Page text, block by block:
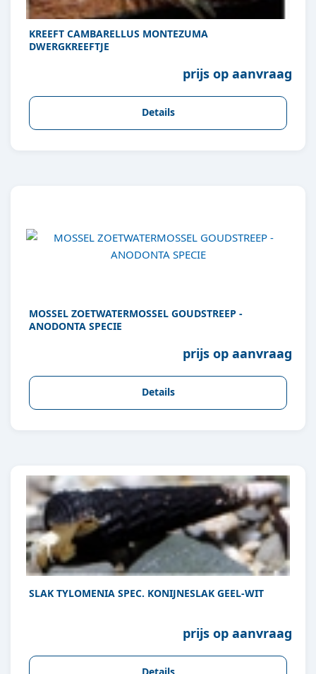
KREEFT CAMBARELLUS MONTEZUMA
DWERGKREEFTJE
prijs op aanvraag
Details
MOSSEL ZOETWATERMOSSEL GOUDSTREEP -
ANODONTA SPECIE
prijs op aanvraag
Details
SLAK TYLOMENIA SPEC. KONIJNESLAK GEEL-WIT
prijs op aanvraag